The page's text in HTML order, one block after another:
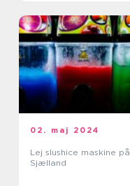
02. maj 2024
Lej slushice maskine på
Sjælland